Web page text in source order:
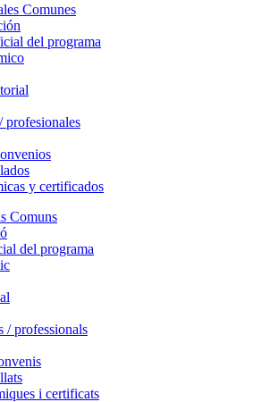
Comunes
del programa
profesionales
y certificados
Comuns
del programa
/ professionals
i certificats